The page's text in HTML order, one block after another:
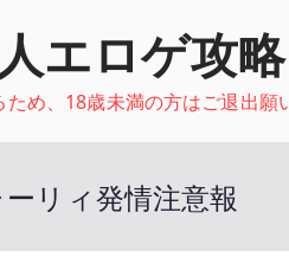
エロゲ攻
め、18歳未満の方はご退出
リィ発情注意報